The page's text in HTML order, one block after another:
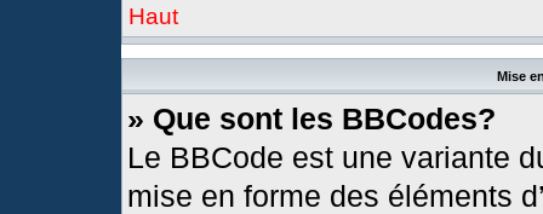
Haut
Mise
» Que sont les BBCodes?
Le BBCode est une variante
mise en forme des éléments